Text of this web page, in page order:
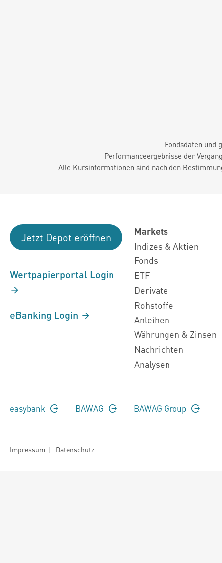
Fondsdaten und
Performanceergebnisse der
Alle Kursinformationen sind nach den
Jetzt Depot eröffnen
Wertpapierportal Login
eBanking Login
Markets
Indizes & Aktien
Fonds
ETF
Derivate
Rohstoffe
Anleihen
Währungen & Zinsen
Nachrichten
Analysen
easybank BAWAG BAWAG Group
Impressum | Datenschutz